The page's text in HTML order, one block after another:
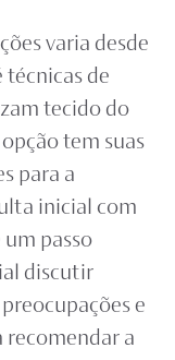
varia desde
técnicas de
tecido do
tem suas
para a
inicial com
passo
discutir
e
recomendar a